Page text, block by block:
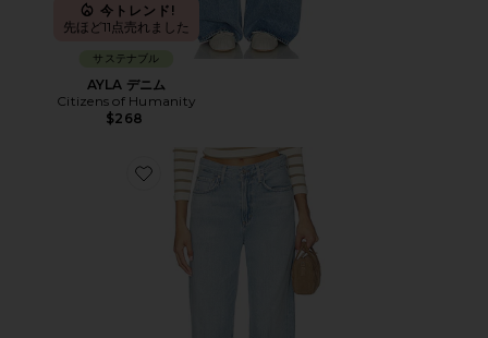
今トレンド!
先ほど11点売れました
サステナブル
AYLA デニム
Citizens of Humanity
$268
Favorite MIRO バレル